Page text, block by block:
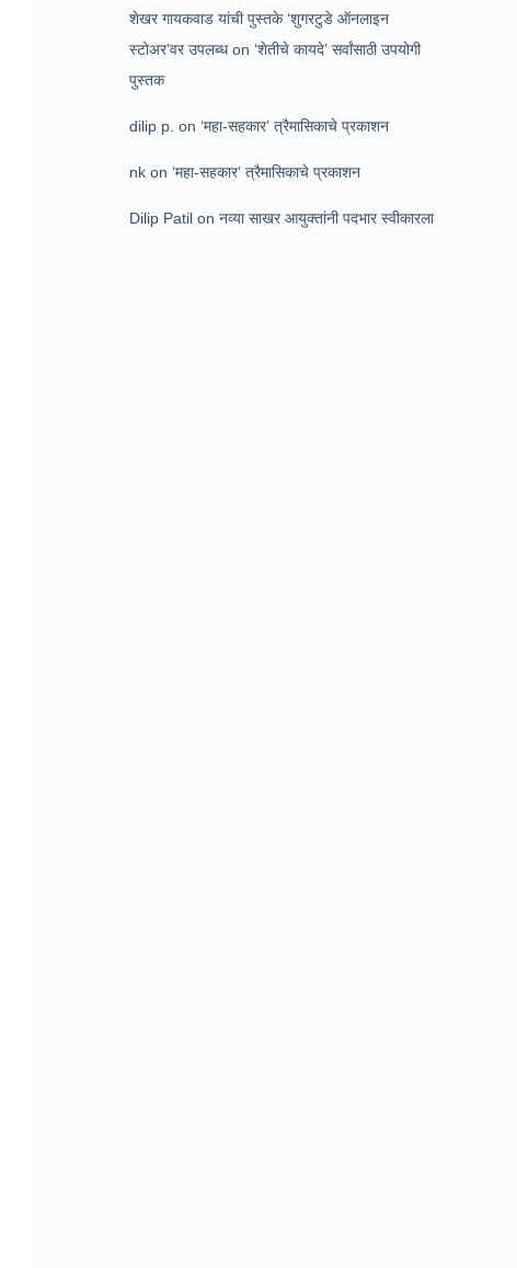
शेखर गायकवाड यांची पुस्तके ‘शुगरटुडे ऑनलाइन
स्टोअर’वर उपलब्धon‘शेतीचे कायदे’ सर्वांसाठी उपयोगी
पुस्तक
dilip p. on‘महा-सहकार’ त्रैमासिकाचे प्रकाशन
nk on‘महा-सहकार’ त्रैमासिकाचे प्रकाशन
Dilip Patil onनव्या साखर आयुक्तांनी पदभार स्वीकारला